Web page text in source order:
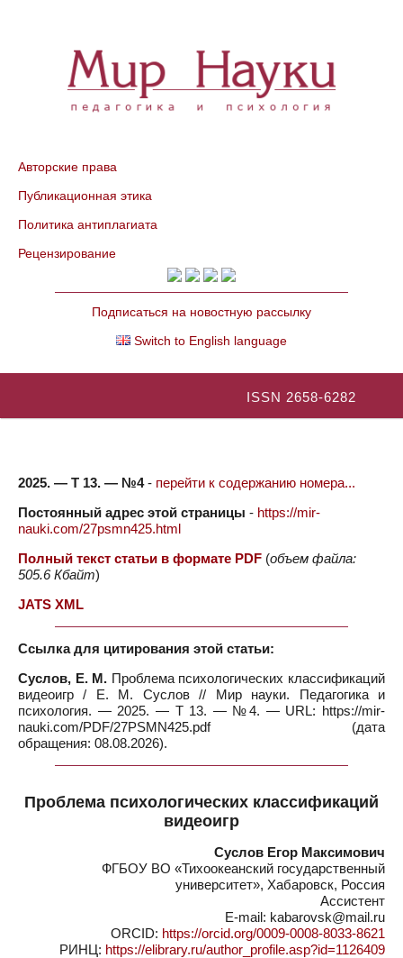
Авторские права
Публикационная этика
Политика антиплагиата
Рецензирование
Подписаться на новостную рассылку
Switch to English language
ISSN 2658-6282
2025. — Т 13. — №4- перейти к содержанию номера...
Постоянный адрес этой страницы - https://mir-
nauki.com/27psmn425.html
Полный текст статьи в формате PDF (объем файла:
505.6 Кбайт)
JATS XML
Ссылка для цитирования этой статьи:
Суслов, Е. М. Проблема психологических классификаций
видеоигр / Е. М. Суслов // Мир науки. Педагогика и
психология. — 2025. — Т 13. — №4. — URL: https://mir-
nauki.com/PDF/27PSMN425.pdf (дата
обращения: 08.08.2026).
Проблема психологических классификаций
видеоигр
Суслов Егор Максимович
ФГБОУ ВО «Тихоокеанский государственный
университет», Хабаровск, Россия
Ассистент
E-mail: kabarovsk@mail.ru
ORCID: https://orcid.org/0009-0008-8033-8621
РИНЦ: https://elibrary.ru/author_profile.asp?id=1126409